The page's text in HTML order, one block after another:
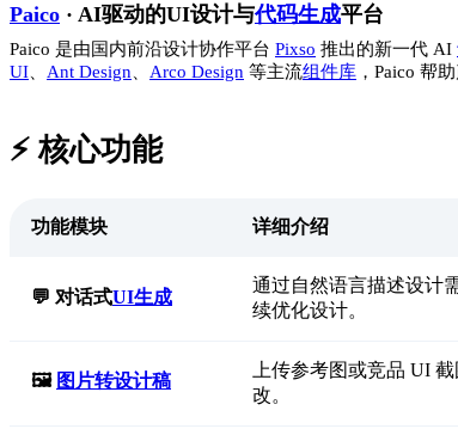
Paico · AI驱动的UI设计与代码生成平台
Paico 是由国内前沿设计协作平台 Pixso 推出的新一代 AI
UI
Ant Design Arco Design 等主流组件库 ，Paico 帮
⚡️ 核心功能
功能模块 详细介绍
💬 对话式UI生成
通过自然语言描述设计
续优化设计。
🖼️ 图片转设计稿
上传参考图或竞品 UI
改。